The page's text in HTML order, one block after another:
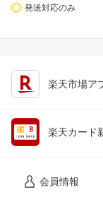
発送対応のみ
楽天市場ア
楽天カード
会員情報